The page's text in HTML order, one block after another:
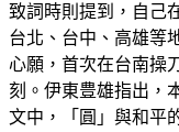
致詞時則提到，自己
台北、台中、高雄等
心願，首次在台南操
刻。伊東豊雄指出，
文中，「圓」與和平